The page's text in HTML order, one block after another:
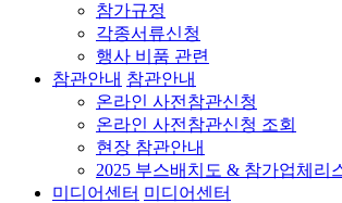
참가규정
각종서류신청
행사 비품 관련
참관안내 참관안내
온라인 사전참관신청
온라인 사전참관신청 조회
현장 참관안내
2025 부스배치도 & 참가업체리
미디어센터 미디어센터